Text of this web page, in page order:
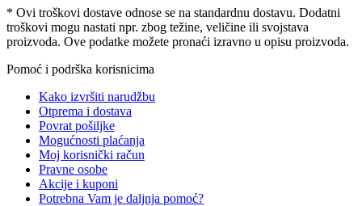
* Ovi troškovi dostave odnose se na standardnu ​​dostavu. Dodatni
troškovi mogu nastati npr. zbog težine, veličine ili svojstava
proizvoda. Ove podatke možete pronaći izravno u opisu proizvoda.
Pomoć i podrška korisnicima
Kako izvršiti narudžbu
Otprema i dostava
Povrat pošiljke
Mogućnosti plaćanja
Moj korisnički račun
Pravne osobe
Akcije i kuponi
Potrebna Vam je daljnja pomoć?